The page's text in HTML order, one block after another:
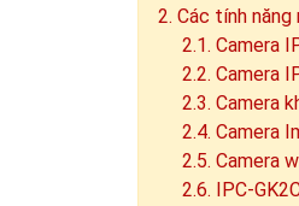
2. Các tính
2.1. Camera
2.2. Camera
2.3. Camera
2.4. Camera
2.5. Camera
2.6. IPC-